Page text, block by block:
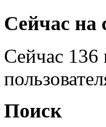
Сейчас на
Сейчас 136
Поиск